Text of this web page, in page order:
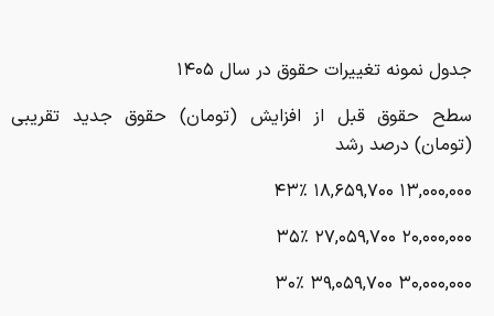
جدول نمونه تغییرات حقوق در سال ۱۴۰۵
سطح حقوق قبل از افزایش (تومان) حقوق جدید تقریبی
(تومان) درصد رشد
۱۳,۰۰۰,۰۰۰ ۱۸,۶۵۹,۷۰۰ ۴۳٪
۲۰,۰۰۰,۰۰۰ ۲۷,۰۵۹,۷۰۰ ۳۵٪
۳۰,۰۰۰,۰۰۰ ۳۹,۰۵۹,۷۰۰ ۳۰٪